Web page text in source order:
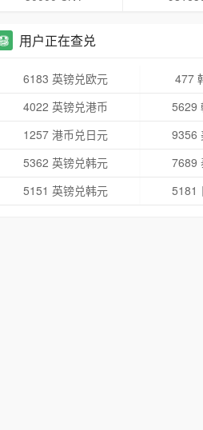
用户正在查兑
6183 英镑兑欧元 477
4022 英镑兑港币
5629
1257 港币兑日元
9356
5362 英镑兑韩元
7689
5151 英镑兑韩元
5181